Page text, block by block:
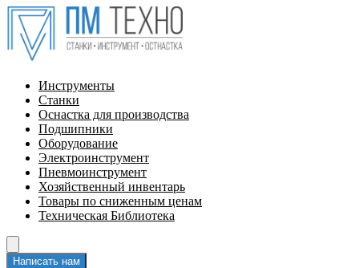
Инструменты
Станки
Оснастка для производства
Подшипники
Оборудование
Электроинструмент
Пневмоинструмент
Хозяйственный инвентарь
Товары по сниженным ценам
Техническая Библиотека
Написать нам